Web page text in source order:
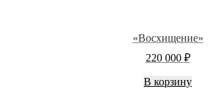
«Восхищение»
220 000 ₽
В корзину